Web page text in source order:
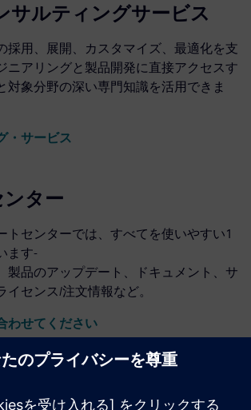
サルティングサービス
採用、展開、カスタマイズ、最適化を支
ニアリングと製品開発に直接アクセスす
対象分野の深い専門知識を活用できま
・サービス
ター
トセンターでは、すべてを使いやすい1
ます-
製品のアップデート、ドキュメント、サ
イセンス/注文情報など。
わせてください
の設計と製造